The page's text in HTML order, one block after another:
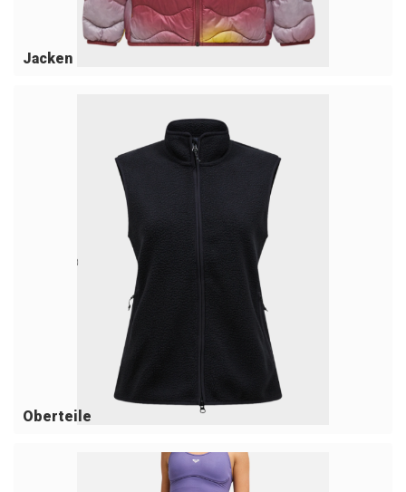
Jacken
Oberteile